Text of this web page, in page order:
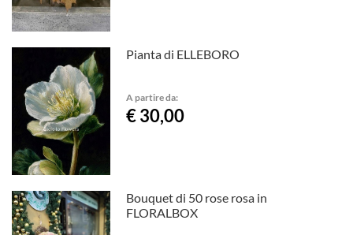
Pianta di ELLEBORO
A partire da:
€ 30,00
Bouquet di 50 rose rosa in
FLORALBOX